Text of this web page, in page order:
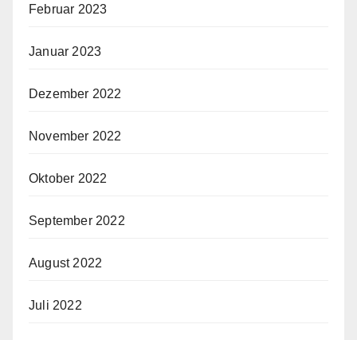
Februar 2023
Januar 2023
Dezember 2022
November 2022
Oktober 2022
September 2022
August 2022
Juli 2022